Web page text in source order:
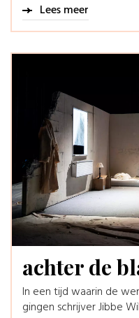
Lees meer
achter de
In een tijd waarin de
gingen schrijver Jibbe